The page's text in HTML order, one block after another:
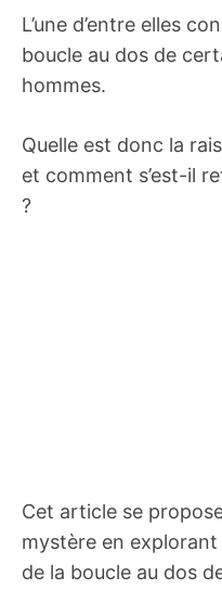
L’une d’entre elles
boucle au dos de
hommes.
Quelle est donc la
et comment s’est-il
?
Cet article se
mystère en
de la boucle au dos